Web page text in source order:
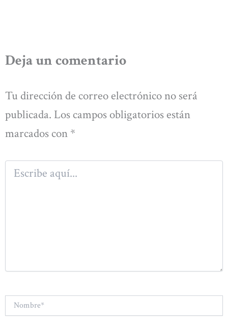
Deja un comentario
Tu dirección de correo electrónico no será
publicada. Los campos obligatorios están
marcados con *
aquí...
Nombre*